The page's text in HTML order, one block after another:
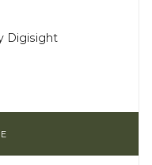
Digisight